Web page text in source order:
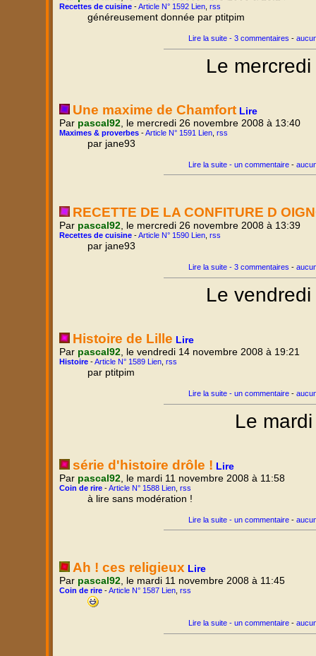
Recettes de cuisine -Article N° 1592 Lien rss
généreusement donnée par ptitpim
Lire la suite - 3 commentaires -
Le
Une maxime de Chamfort Lire
Par pascal92 , le mercredi 26 novembre 2008 à 13:40
Maximes & proverbes -Article N° 1591 Lien rss
par jane93
Lire la suite - un commentaire -
RECETTE DE LA CONFITURE D
Par pascal92, le mercredi 26 novembre 2008 à 13:39
Recettes de cuisine -Article N° 1590 Lien rss
par jane93
Lire la suite - 3 commentaires -
Le
Histoire de Lille Lire
Par pascal92 , le vendredi 14 novembre 2008 à 19:21
Histoire -Article N° 1589 Lien rss
par ptitpim
Lire la suite - un commentaire -
Le
série d'histoire drôle ! Lire
Par pascal92 , le mardi 11 novembre 2008 à 11:58
Coin de rire -Article N° 1588 Lien rss
à lire sans modération !
Lire la suite - un commentaire -
Ah ! ces religieux Lire
Par pascal92, le mardi 11 novembre 2008 à 11:45
Coin de rire -Article N° 1587 Lien rss
Lire la suite - un commentaire -